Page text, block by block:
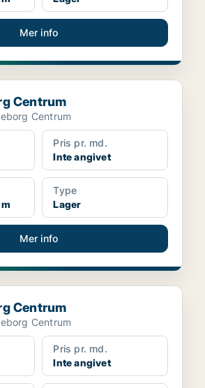
Mer info
Centrum
Centrum
Pris pr. md.
Inte angivet
Type
Lager
Mer info
Centrum
Centrum
Pris pr. md.
Inte angivet